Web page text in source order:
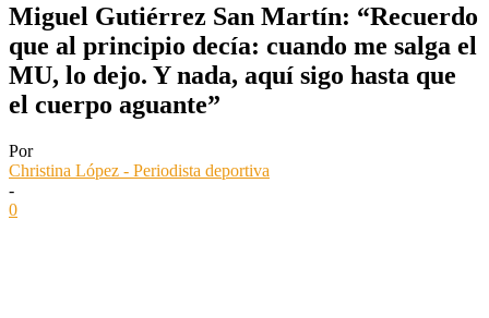
Miguel Gutiérrez San Martín: “Recuerdo
que al principio decía: cuando me salga el
MU, lo dejo. Y nada, aquí sigo hasta que
el cuerpo aguante”
Por
Christina López - Periodista deportiva
-
0